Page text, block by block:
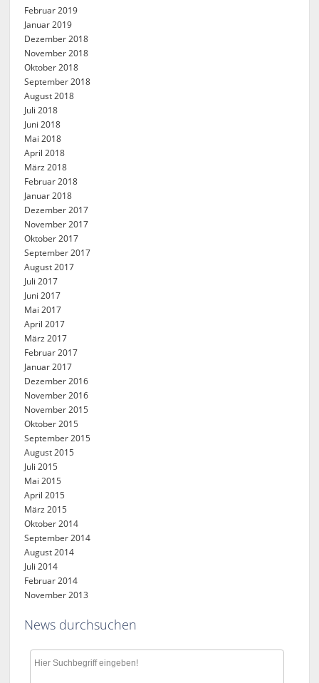
Februar 2019
Januar 2019
Dezember 2018
November 2018
Oktober 2018
September 2018
August 2018
Juli 2018
Juni 2018
Mai 2018
April 2018
März 2018
Februar 2018
Januar 2018
Dezember 2017
November 2017
Oktober 2017
September 2017
August 2017
Juli 2017
Juni 2017
Mai 2017
April 2017
März 2017
Februar 2017
Januar 2017
Dezember 2016
November 2016
November 2015
Oktober 2015
September 2015
August 2015
Juli 2015
Mai 2015
April 2015
März 2015
Oktober 2014
September 2014
August 2014
Juli 2014
Februar 2014
November 2013
News durchsuchen